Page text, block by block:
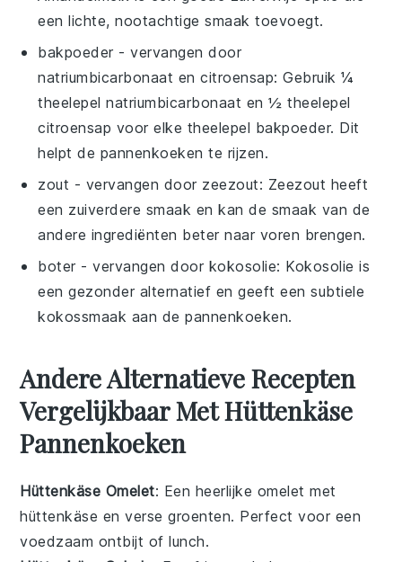
een lichte, nootachtige smaak toevoegt.
bakpoeder - vervangen door
natriumbicarbonaat en citroensap: Gebruik ¼
theelepel natriumbicarbonaat en ½ theelepel
citroensap voor elke theelepel bakpoeder. Dit
helpt de pannenkoeken te rijzen.
zout - vervangen door zeezout: Zeezout heeft
een zuiverdere smaak en kan de smaak van de
andere ingrediënten beter naar voren brengen.
boter - vervangen door kokosolie: Kokosolie is
een gezonder alternatief en geeft een subtiele
kokossmaak aan de pannenkoeken.
Andere Alternatieve Recepten
Vergelijkbaar Met Hüttenkäse
Pannenkoeken
Hüttenkäse Omelet: Een heerlijke omelet met
hüttenkäse en versegroenten. Perfect voor een
voedzaam ontbijt of lunch.